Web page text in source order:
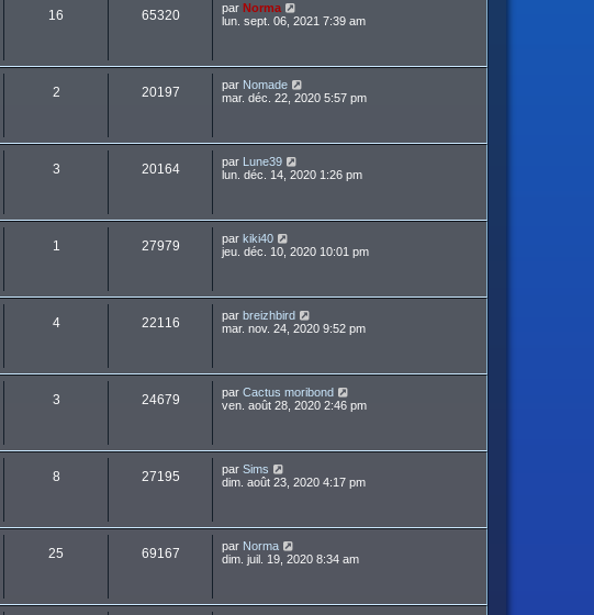
16 65320 par Norma
lun. sept. 06, 2021 7:39 am
2 20197 par Nomade
mar. déc. 22, 2020 5:57 pm
3 20164 par Lune39
lun. déc. 14, 2020 1:26 pm
1 27979 par kiki40
jeu. déc. 10, 2020 10:01 pm
4 22116 par breizhbird
mar. nov. 24, 2020 9:52 pm
3 24679 par Cactus moribond
ven. août 28, 2020 2:46 pm
8 27195 par Sims
dim. août 23, 2020 4:17 pm
25 69167 par Norma
dim. juil. 19, 2020 8:34 am